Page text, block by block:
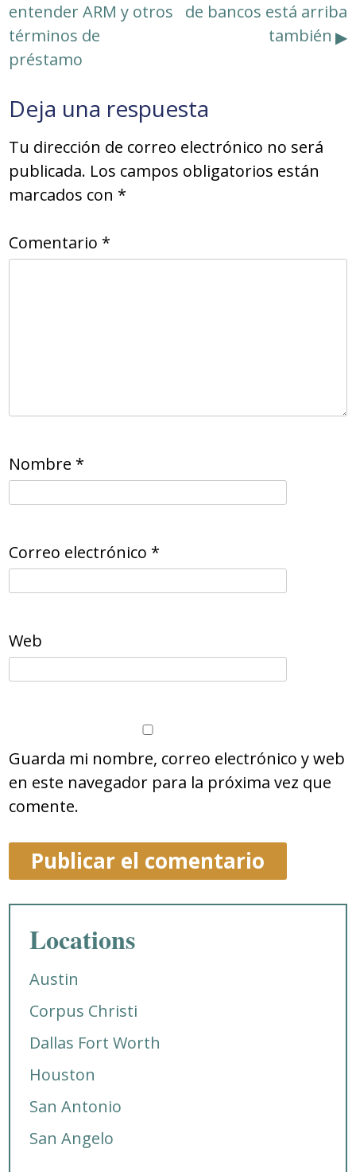
entender ARM y otros
términos de
préstamo
de bancos está arriba
también
Deja una respuesta
Tu dirección de correo electrónico no será
publicada. Los campos obligatorios están
marcados con *
Comentario *
Nombre *
Correo electrónico *
Web
Guarda mi nombre, correo electrónico y web
en este navegador para la próxima vez que
comente.
Locations
Austin
Corpus Christi
Dallas Fort Worth
Houston
San Antonio
San Angelo